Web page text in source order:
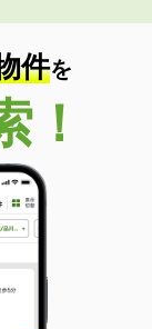
件を
！